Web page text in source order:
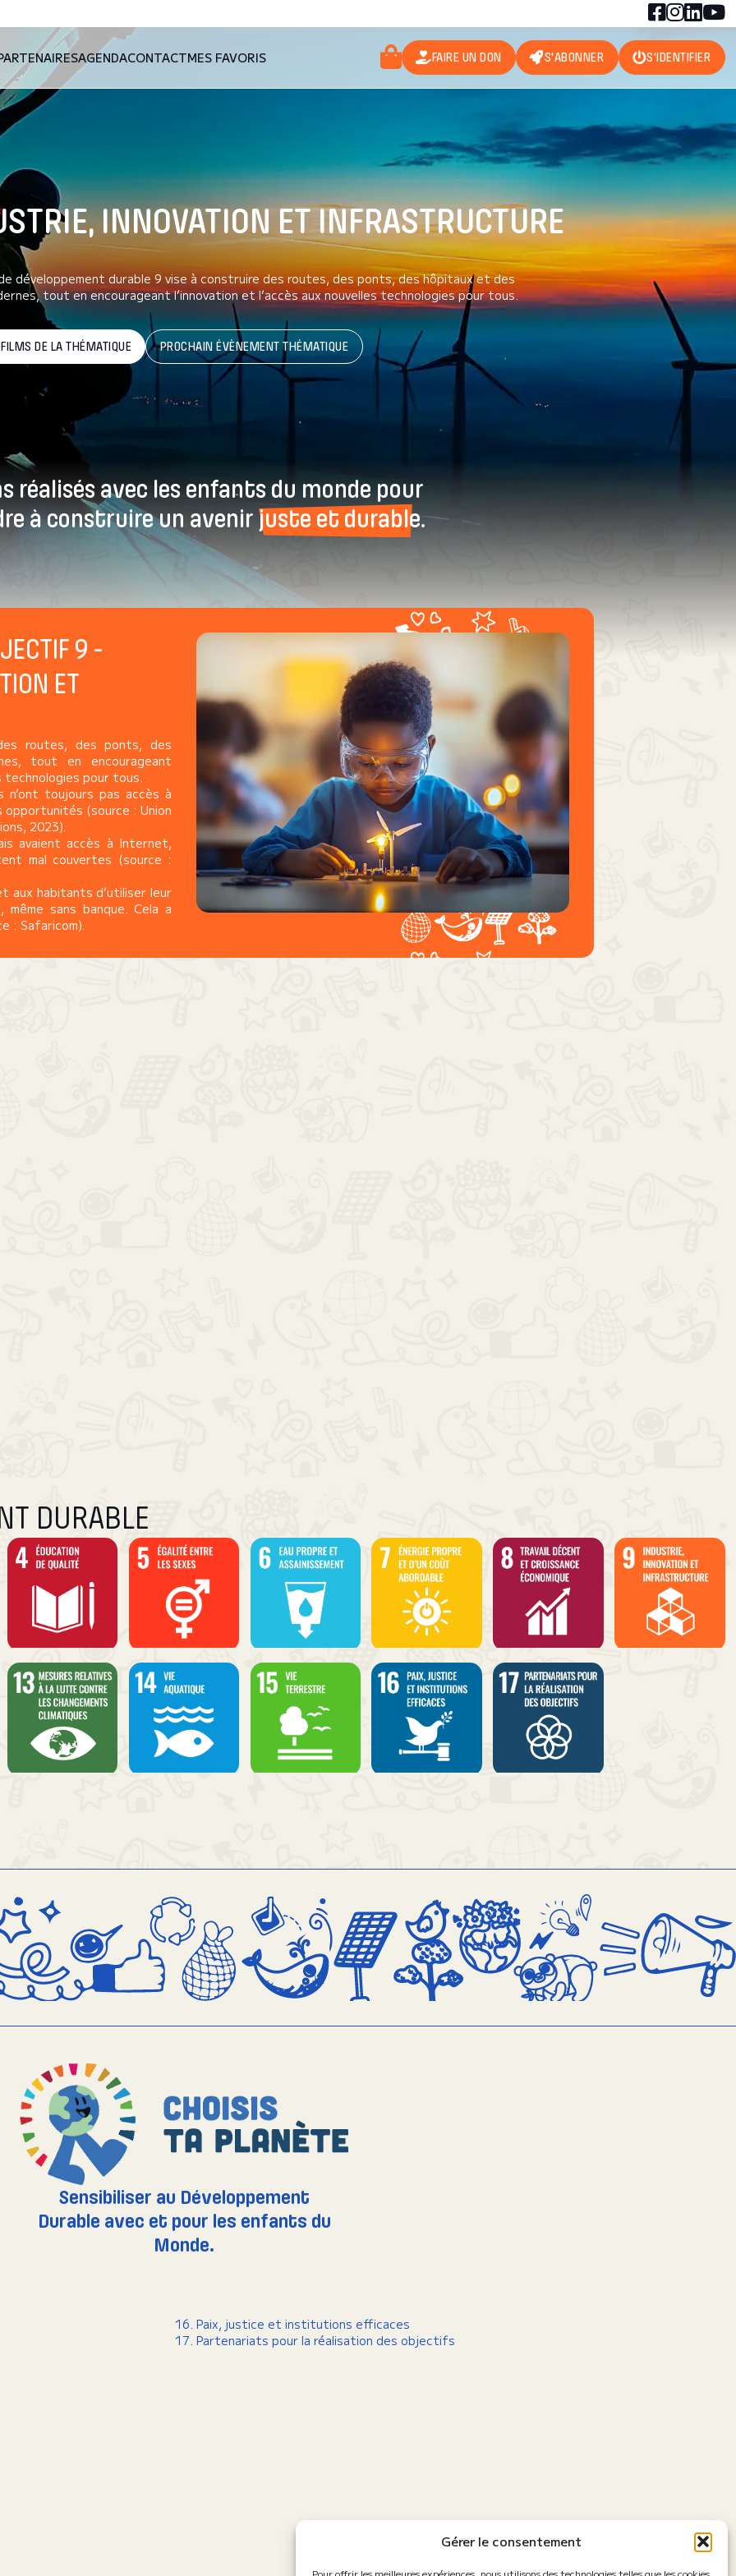
Gérer le consentement
Pour offrir les meilleures expériences, nous utilisons des technologies telles que les cookies
AGENDACONTACTMES FAVORIS FAIRE UN DON S'ABONNER S'IDENTIFIER
INNOVATION ET INFRASTRUCTURE
développement durable 9 vise à construire des routes, des ponts, des hôpitaux et des
tout en encourageant l’innovation et l’accès aux nouvelles technologies pour tous.
DE LA THÉMATIQUE PROCHAIN ÉVÈNEMENT THÉMATIQUE
réalisés avec les enfants du monde pour
à construire un avenir juste et durable.
9 -
ET
routes, des ponts, des
tout en encourageant
technologies pour tous.
n’ont toujours pas accès à
opportunités (source : Union
2023).
avaient accès à Internet,
mal couvertes (source :
aux habitants d’utiliser leur
sans banque. Cela a
: Safaricom).
DURABLE
Sensibiliser au Développement
Durable avec et pour les enfants du
Monde.
Paix, justice et institutions efficaces
Partenariats pour la réalisation des objectifs